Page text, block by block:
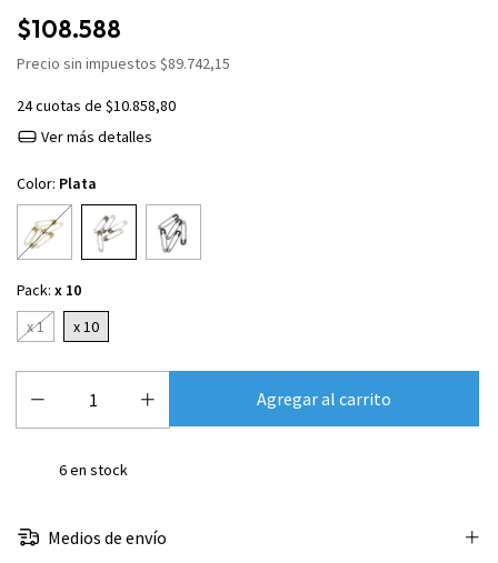
$108.588
Precio sin impuestos $89.742,15
24cuotas de $10.858,80
Ver más detalles
Color: Plata
Pack: x 10
x 1
x 10
6en stock
Medios de envío